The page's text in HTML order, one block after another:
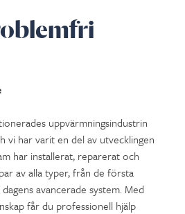
uppvärmningsindustrin
vi har varit en del av utvecklingen
har installerat, reparerat och
av alla typer, från de första
avancerade system. Med
får du professionell hjälp